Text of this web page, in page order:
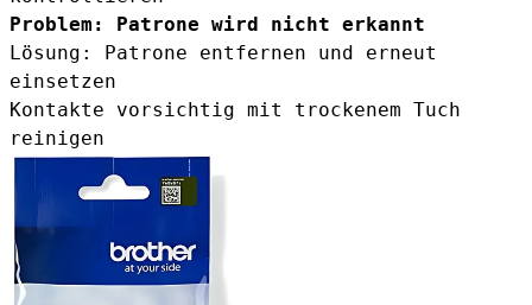
Problem: Patrone wird nicht erkannt
Lösung: Patrone entfernen und erneut
einsetzen
Kontakte vorsichtig mit trockenem Tuch
reinigen